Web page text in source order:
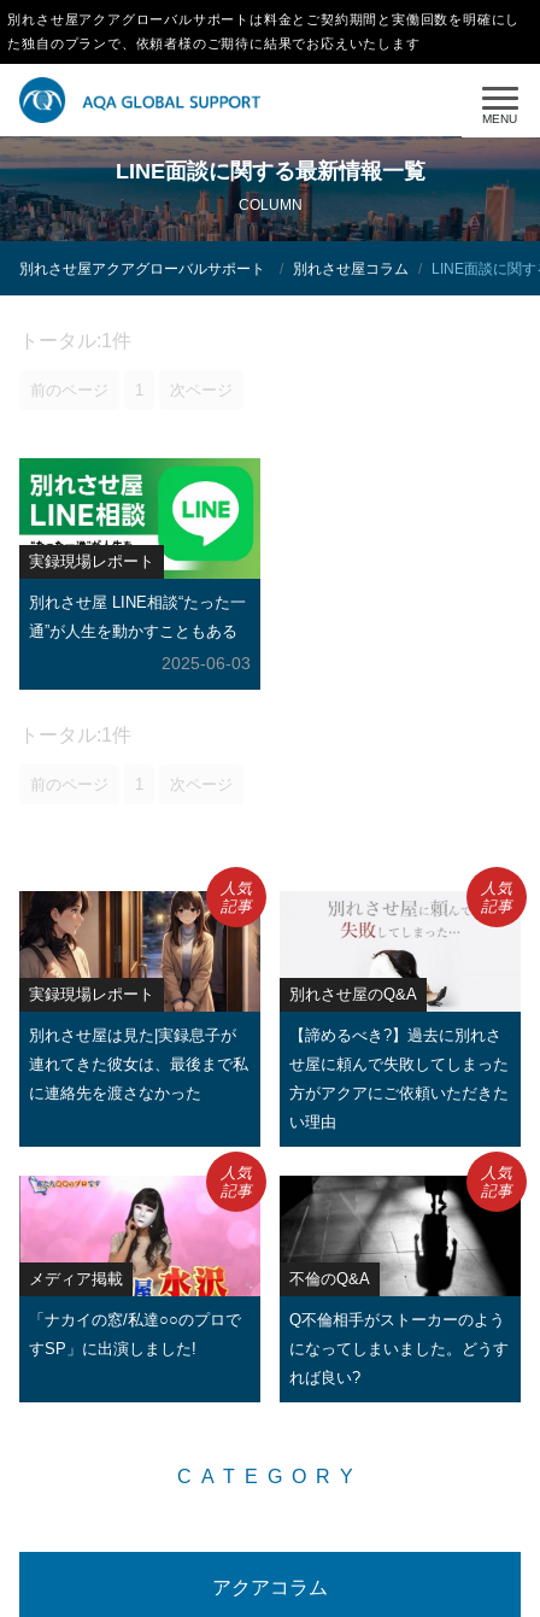
別れさせ屋アクアグローバルサポートは料金とご契約期間と実働回数を明確にし
た独自のプランで、依頼者様のご期待に結果でお応えいたします
MENU
LINE面談に関する最新情報一覧
COLUMN
別れさせ屋アクアグローバルサポート 別れさせ屋コラム LINE面談に関
トータル:1件
前のページ 1 次ページ
実録現場レポート
別れさせ屋 LINE相談“たった一
通”が人生を動かすこともある
2025-06-03
トータル:1件
前のページ 1 次ページ
実録現場レポート
別れさせ屋は見た|実録息子が
連れてきた彼女は、最後まで私
に連絡先を渡さなかった
人気
記事
別れさせ屋のQ&A
【諦めるべき?】過去に別れさ
せ屋に頼んで失敗してしまった
方がアクアにご依頼いただきた
い理由
人気
記事
メディア掲載
「ナカイの窓/私達○○のプロで
すSP」に出演しました!
人気
記事
不倫のQ&A
Q不倫相手がストーカーのよう
になってしまいました。どうす
れば良い?
人気
記事
CATEGORY
アクアコラム